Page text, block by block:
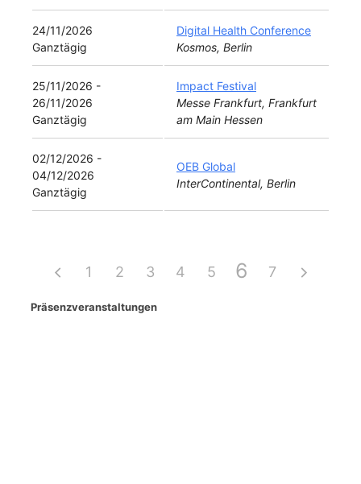
24/11/2026
Ganztägig
Digital Health Conference
Kosmos, Berlin
25/11/2026 -
26/11/2026
Ganztägig
Impact Festival
Messe Frankfurt, Frankfurt
am Main Hessen
02/12/2026 -
04/12/2026
Ganztägig
OEB Global
InterContinental, Berlin
1 2 3 4 5 6 7
Präsenzveranstaltungen